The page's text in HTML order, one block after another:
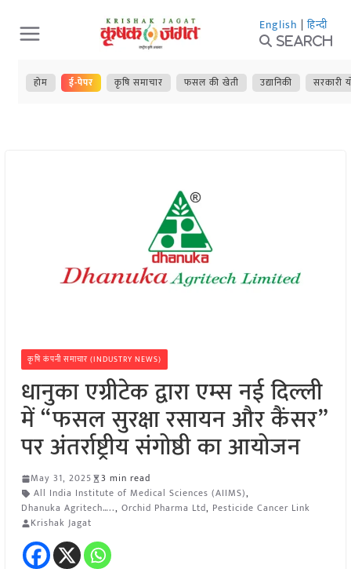
Skip
to
content
English | हिन्दी
Search
होम ई-पेपर कृषि समाचार फसल की खेती उद्यानिकी सरकारी
कृषि कंपनी समाचार (INDUSTRY NEWS)
धानुका एग्रीटेक द्वारा एम्स नई दिल्ली
में “फसल सुरक्षा रसायन और कैंसर”
पर अंतर्राष्ट्रीय संगोष्ठी का आयोजन
May 31, 2025
3 min read
All India Institute of Medical Sciences (AIIMS),
Dhanuka Agritech….., Orchid Pharma Ltd, Pesticide Cancer Link
Krishak Jagat